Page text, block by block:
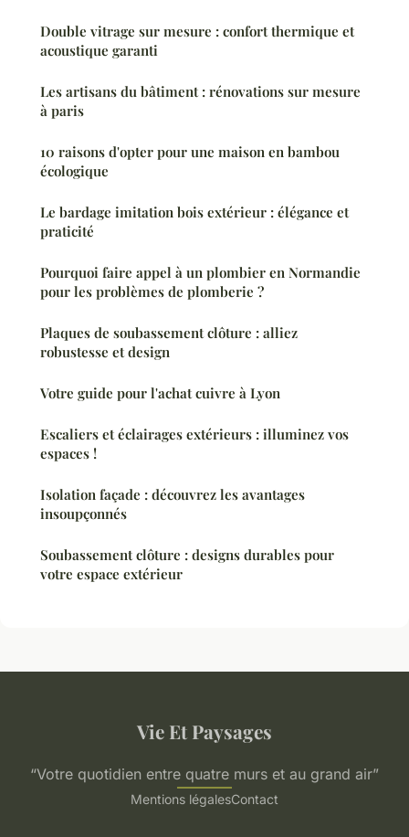
Double vitrage sur mesure : confort thermique et
acoustique garanti
Les artisans du bâtiment : rénovations sur mesure
à paris
10 raisons d'opter pour une maison en bambou
écologique
Le bardage imitation bois extérieur : élégance et
praticité
Pourquoi faire appel à un plombier en Normandie
pour les problèmes de plomberie ?
Plaques de soubassement clôture : alliez
robustesse et design
Votre guide pour l'achat cuivre à Lyon
Escaliers et éclairages extérieurs : illuminez vos
espaces !
Isolation façade : découvrez les avantages
insoupçonnés
Soubassement clôture : designs durables pour
votre espace extérieur
Vie Et Paysages
“Votre quotidien entre quatre murs et au grand air”
Mentions légalesContact